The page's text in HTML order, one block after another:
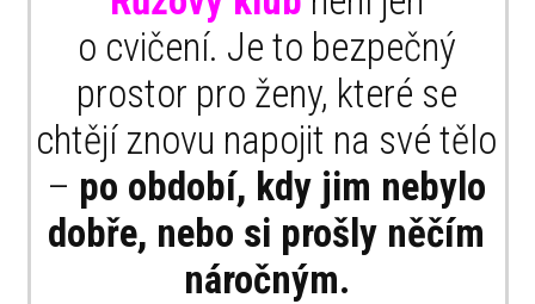
o cvičení. Je to bezpečný
prostor pro ženy, které se
chtějí znovu napojit na své tělo
– po období, kdy jim nebylo
dobře, nebo si prošly něčím
náročným.